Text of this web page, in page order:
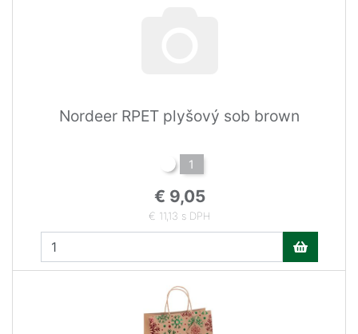
Nordeer RPET plyšový sob brown
1
€ 9,05
€ 11,13 s DPH